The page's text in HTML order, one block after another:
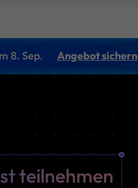
8. Sep. Angebot sichern
teilnehmen